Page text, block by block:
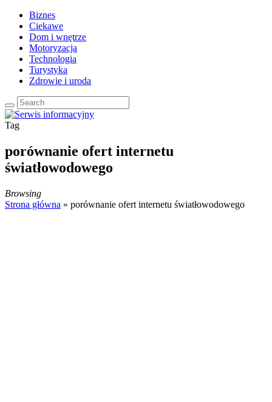
Biznes
Ciekawe
Dom i wnętrze
Motoryzacja
Technologia
Turystyka
Zdrowie i uroda
Tag
porównanie ofert internetu
światłowodowego
Browsing
Strona główna » porównanie ofert internetu światłowodowego